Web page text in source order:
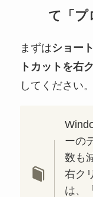
て「プ
まずはショー
トカットを右
してください。
ーの
数も
右ク
は、